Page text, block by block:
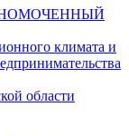
климата и
области